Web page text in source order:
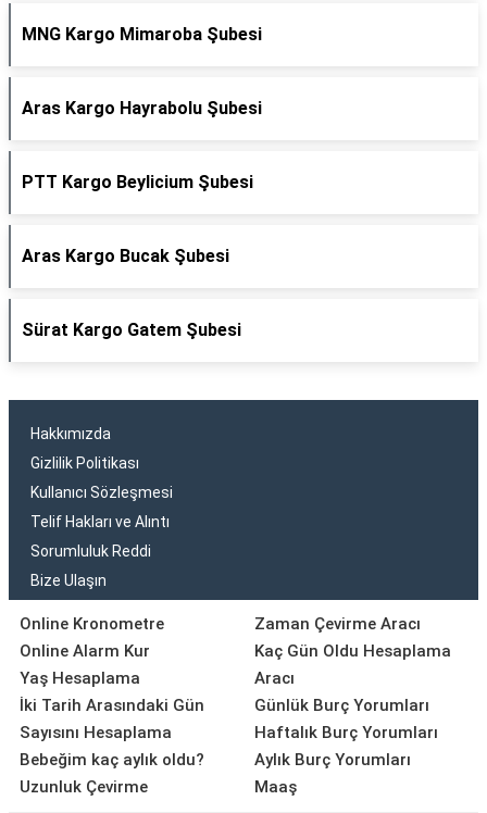
MNG Kargo Mimaroba Şubesi
Aras Kargo Hayrabolu Şubesi
PTT Kargo Beylicium Şubesi
Aras Kargo Bucak Şubesi
Sürat Kargo Gatem Şubesi
Hakkımızda
Gizlilik Politikası
Kullanıcı Sözleşmesi
Telif Hakları ve Alıntı
Sorumluluk Reddi
Bize Ulaşın
Online Kronometre
Online Alarm Kur
Yaş Hesaplama
İki Tarih Arasındaki Gün
Sayısını Hesaplama
Bebeğim kaç aylık oldu?
Uzunluk Çevirme
Zaman Çevirme Aracı
Kaç Gün Oldu Hesaplama
Aracı
Günlük Burç Yorumları
Haftalık Burç Yorumları
Aylık Burç Yorumları
Maaş